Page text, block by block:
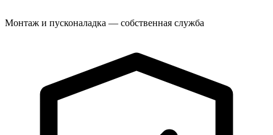
Монтаж и пусконаладка — собственная служба